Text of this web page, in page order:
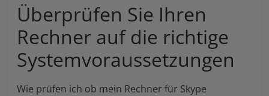
Überprüfen Sie Ihren
Rechner auf die richtige
Systemvoraussetzungen
Wie prüfen ich ob mein Rechner für Skype